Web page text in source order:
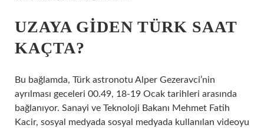
UZAYA GIDEN TÜRK SAAT
KAÇTA?
Bu bağlamda, Türk astronotu Alper Gezeravci’nin
ayrılması geceleri 00.49, 18-19 Ocak tarihleri ​​arasında
bağlanıyor. Sanayi ve Teknoloji Bakanı Mehmet Fatih
Kacir, sosyal medyada sosyal medyada kullanılan videoyu